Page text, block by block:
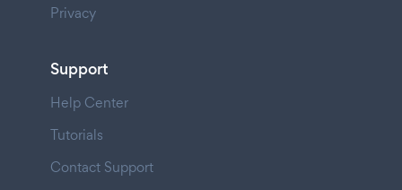
Privacy
Support
Help Center
Tutorials
Contact Support